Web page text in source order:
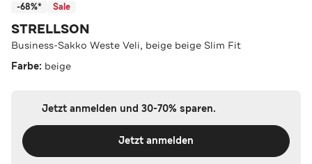
-68%* Sale
STRELLSON
Business-Sakko Weste Veli, beige beige Slim Fit
Farbe: beige
Jetzt anmelden und 30-70% sparen.
Jetzt anmelden